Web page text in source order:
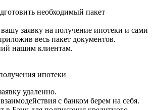
необходимый пакет
заявку на получение ипотеки и сами
весь пакет документов.
нашим клиентам.
ипотеки
удаленно.
с банком берем на себя.